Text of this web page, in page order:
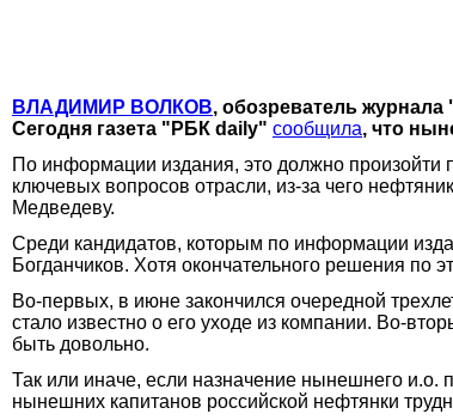
ВЛАДИМИР ВОЛКОВ, обозреватель
Сегодня газета "РБК daily" сообщила, что
По информации издания, это должно произойти
ключевых вопросов отрасли, из-за чего
Медведеву.
Среди кандидатов, которым по информации
Богданчиков. Хотя окончательного решения по
Во-первых, в июне закончился очередной
стало известно о его уходе из компании. Во-
быть довольно.
Так или иначе, если назначение нынешнего и.о.
нынешних капитанов российской нефтянки